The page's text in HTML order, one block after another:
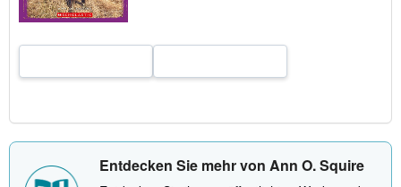
r
o
s
e
Entdecken Sie mehr von Ann O. Squire